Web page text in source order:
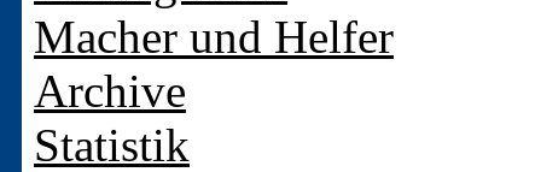
Macher und Helfer
Archive
Statistik